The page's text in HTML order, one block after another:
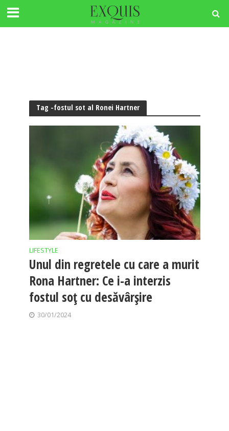
Tag -fostul sot al Ronei Hartner
LIFESTYLE
Unul din regretele cu care a murit
Rona Hartner: Ce i-a interzis
fostul soț cu desăvârșire
30/01/2024